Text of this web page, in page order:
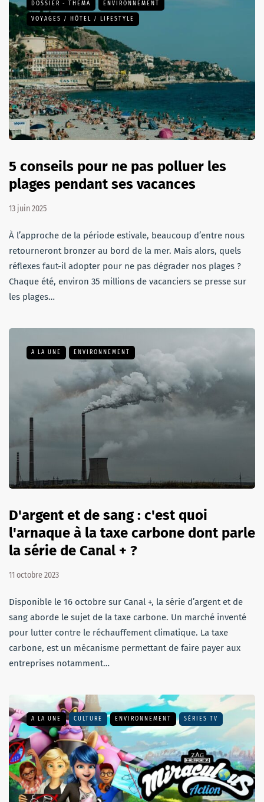
DOSSIER - THEMA ENVIRONNEMENT
VOYAGES / HÔTEL / LIFESTYLE
5 conseils pour ne pas polluer les
plages pendant ses vacances
13 juin 2025
À l’approche de la période estivale, beaucoup d’entre nous
retourneront bronzer au bord de la mer. Mais alors, quels
réflexes faut-il adopter pour ne pas dégrader nos plages ?
Chaque été, environ 35 millions de vacanciers se presse sur
les plages…
A LA UNE ENVIRONNEMENT
D'argent et de sang : c'est quoi
l'arnaque à la taxe carbone dont parle
la série de Canal + ?
11 octobre 2023
Disponible le 16 octobre sur Canal +, la série d’argent et de
sang aborde le sujet de la taxe carbone. Un marché inventé
pour lutter contre le réchauffement climatique. La taxe
carbone, est un mécanisme permettant de faire payer aux
entreprises notamment…
A LA UNE CULTURE ENVIRONNEMENT SÉRIES TV